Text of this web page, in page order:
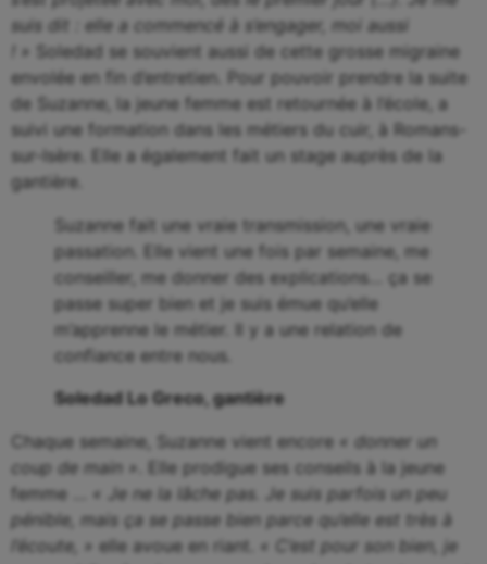
suis dit : elle a commencé à s’engager, moi aussi
! »
Soledad se souvient aussi de cette grosse migraine
envolée en fin d’entretien. Pour pouvoir prendre la suite
de Suzanne, la jeune femme est retournée à l’école, a
suivi une formation dans les métiers du cuir, à Romans-
sur-Isère. Elle a également fait un stage auprès de la
gantière.
Suzanne fait une vraie transmission, une vraie
passation. Elle vient une fois par semaine, me
conseiller, me donner des explications… ça se
passe super bien et je suis émue qu’elle
m’apprenne le métier. Il y a une relation de
confiance entre nous.
Soledad Lo Greco, gantière
Chaque semaine, Suzanne vient encore « donner un
coup de main » . Elle prodigue ses conseils à la jeune
femme … « Je ne la lâche pas. Je suis parfois un peu
pénible, mais ça se passe bien parce qu’elle est très à
l’écoute, » elle avoue en riant. « C’est pour son bien, je